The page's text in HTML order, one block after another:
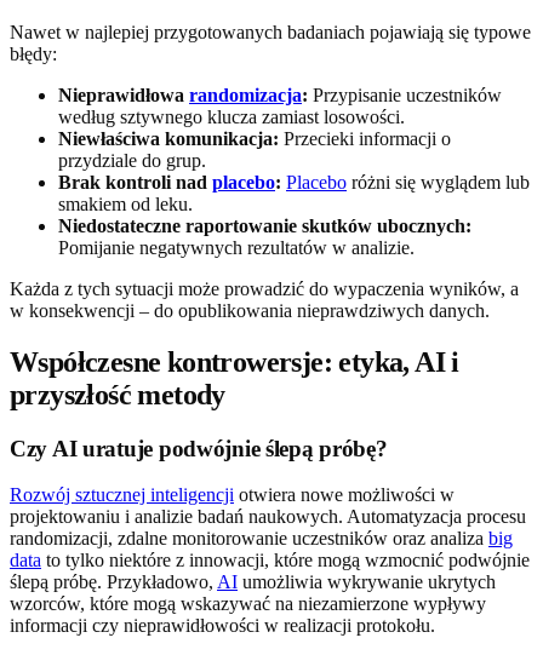
Nawet w najlepiej przygotowanych badaniach pojawiają się typowe
błędy:
Nieprawidłowa randomizacja: Przypisanie uczestników
według sztywnego klucza zamiast losowości.
Niewłaściwa komunikacja: Przecieki informacji o
przydziale do grup.
Brak kontroli nad placebo: Placebo różni się wyglądem lub
smakiem od leku.
Niedostateczne raportowanie skutków ubocznych:
Pomijanie negatywnych rezultatów w analizie.
Każda z tych sytuacji może prowadzić do wypaczenia wyników, a
w konsekwencji – do opublikowania nieprawdziwych danych.
Współczesne kontrowersje: etyka, AI i
przyszłość metody
Czy AI uratuje podwójnie ślepą próbę?
Rozwój sztucznej inteligencji otwiera nowe możliwości w
projektowaniu i analizie badań naukowych. Automatyzacja procesu
randomizacji, zdalne monitorowanie uczestników oraz analiza big
data to tylko niektóre z innowacji, które mogą wzmocnić podwójnie
ślepą próbę. Przykładowo, AI umożliwia wykrywanie ukrytych
wzorców, które mogą wskazywać na niezamierzone wypływy
informacji czy nieprawidłowości w realizacji protokołu.